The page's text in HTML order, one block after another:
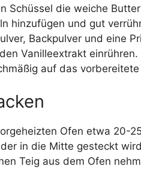
Schüssel die weiche
hinzufügen und gut
Backpulver und eine
Vanilleextrakt einrühren.
auf das
Ofen etwa 20-
in die Mitte gesteckt
Teig aus dem Ofen